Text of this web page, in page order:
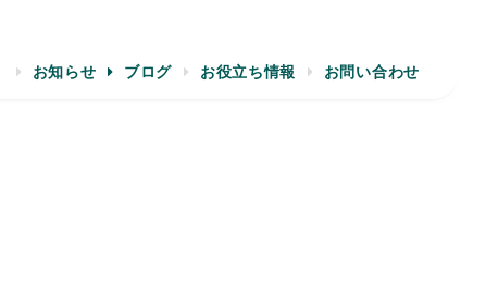
お知らせ ブログ お役立ち情報 お問い合わせ